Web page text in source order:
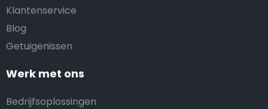
Klantenservice
Blog
Getuigenissen
Werk met ons
Bedrijfsoplossingen